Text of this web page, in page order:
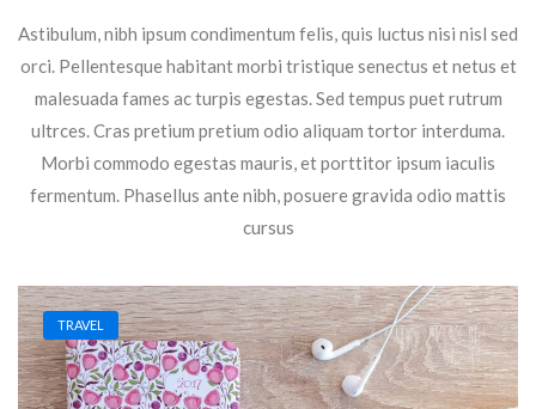
Astibulum, nibh ipsum condimentum felis, quis luctus nisi nisl sed
orci. Pellentesque habitant morbi tristique senectus et netus et
malesuada fames ac turpis egestas. Sed tempus puet rutrum
ultrces. Cras pretium pretium odio aliquam tortor interduma.
Morbi commodo egestas mauris, et porttitor ipsum iaculis
fermentum. Phasellus ante nibh, posuere gravida odio mattis
cursus
TRAVEL